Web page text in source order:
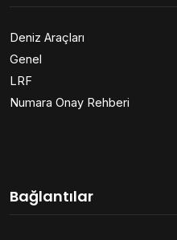
Deniz Araçları
Genel
LRF
Numara Onay Rehberi
Bağlantılar